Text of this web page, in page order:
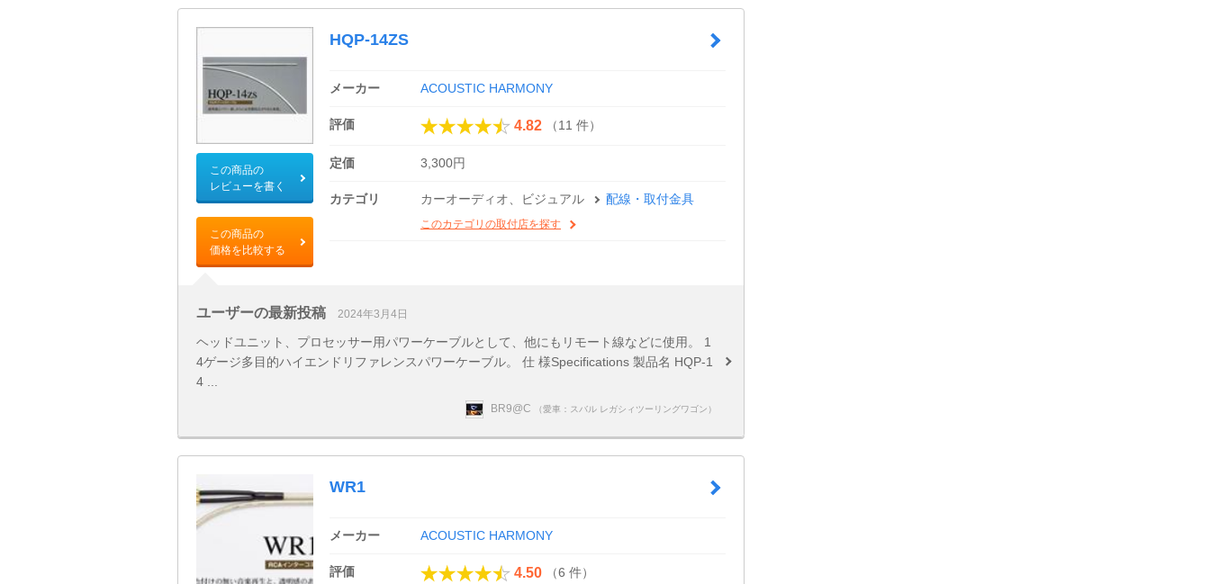
この商品の
レビューを書く
この商品の
価格を比較する
HQP-14ZS
メーカー ACOUSTIC HARMONY
評価 4.82 （11 件）
定価 3,300円
カテゴリ カーオーディオ、ビジュアル 配線・取付金具
このカテゴリの取付店を探す
ユーザーの最新投稿 2024年3月4日
ヘッドユニット、プロセッサー用パワーケーブルとして、他にもリモート線などに使用。 1
4ゲージ多目的ハイエンドリファレンスパワーケーブル。 仕 様Specifications 製品名 HQP-1
4 ...
BR9@C （愛車：スバル レガシィツーリングワゴン）
WR1
メーカー ACOUSTIC HARMONY
評価 4.50 （6 件）